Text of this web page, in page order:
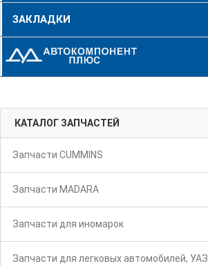
ЗАКЛАДКИ
КАТАЛОГ ЗАПЧАСТЕЙ
Запчасти CUMMINS
Запчасти MADARA
Запчасти для иномарок
Запчасти для легковых автомобилей, УАЗ